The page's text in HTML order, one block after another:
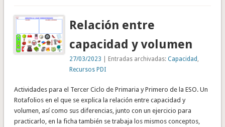
Relación entre
capacidad y volumen
27/03/2023 | Entradas archivadas:Capacidad
Recursos PDI
Actividades para el Tercer Ciclo de Primaria y Primero de la ESO. Un
Rotafolios en el que se explica la relación entre capacidad y
volumen, así como sus diferencias, junto con un ejercicio para
practicarlo, en la ficha también se trabaja los mismos conceptos,